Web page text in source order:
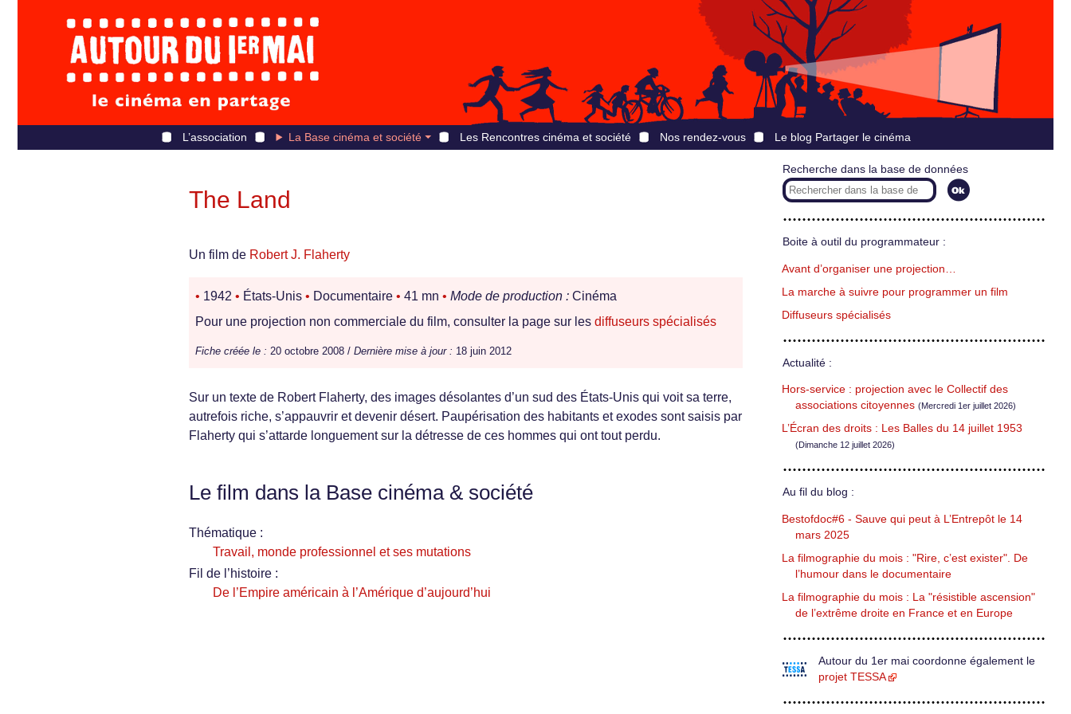
L’association La Base cinéma et société Les Rencontres cinéma et société Nos rendez-vous Le blog Partager le cinéma
The Land
Un film de Robert J. Flaherty
• 1942 • États-Unis • Documentaire • 41 mn • Mode de production : Cinéma
Pour une projection non commerciale du film, consulter la page sur les diffuseurs spécialisés
Fiche créée le : 20 octobre 2008 / Dernière mise à jour : 18 juin 2012
Sur un texte de Robert Flaherty, des images désolantes d’un sud des États-Unis qui voit sa terre,
autrefois riche, s’appauvrir et devenir désert. Paupérisation des habitants et exodes sont saisis par
Flaherty qui s’attarde longuement sur la détresse de ces hommes qui ont tout perdu.
Le film dans la Base cinéma & société
Thématique :
Travail, monde professionnel et ses mutations
Fil de l’histoire :
De l’Empire américain à l’Amérique d’aujourd’hui
Recherche dans la base de données
Boite à outil du programmateur :
Avant d’organiser une projection…
La marche à suivre pour programmer un film
Diffuseurs spécialisés
Actualité :
Hors-service : projection avec le Collectif des
associations citoyennes (Mercredi 1er juillet 2026)
L’Écran des droits : Les Balles du 14 juillet 1953
(Dimanche 12 juillet 2026)
Au fil du blog :
Bestofdoc#6 - Sauve qui peut à L’Entrepôt le 14
mars 2025
La filmographie du mois : "Rire, c’est exister". De
l’humour dans le documentaire
La filmographie du mois : La "résistible ascension"
de l’extrême droite en France et en Europe
Autour du 1er mai coordonne également le
projet TESSA